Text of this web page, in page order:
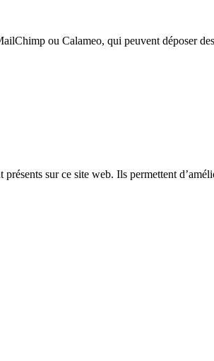
ou Calameo, qui peuvent déposer
sur ce site web. Ils permettent